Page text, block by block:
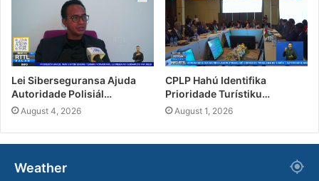
Lei Siberseguransa Ajuda
Autoridade Polisiál…
August 4, 2026
CPLP Hahú Identifika
Prioridade Turístiku…
August 1, 2026
Weather